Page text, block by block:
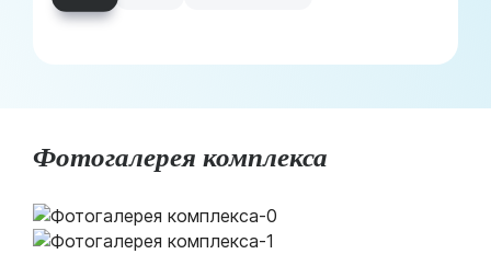
Фотогалерея комплекса